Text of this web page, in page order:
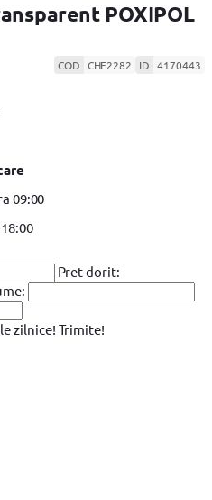
POXIPOL
COD CHE2282 ID 4170443
09:00
Pret dorit:
zilnice! Trimite!